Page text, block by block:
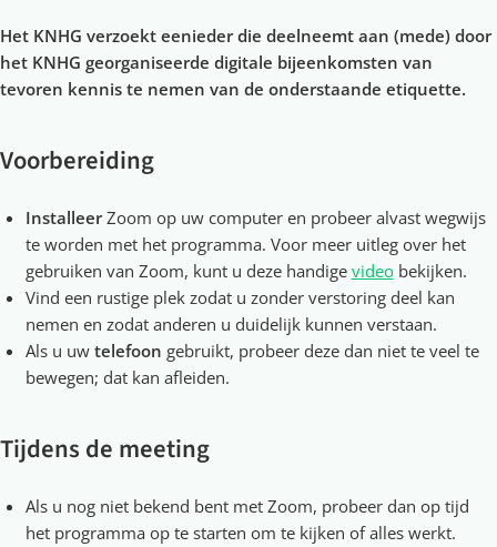
Het KNHG verzoekt eenieder die deelneemt aan (mede) door
het KNHG georganiseerde digitale bijeenkomsten van
tevoren kennis te nemen van de onderstaande etiquette.
Voorbereiding
InstalleerZoom op uw computer en probeer alvast wegwijs
te worden met het programma. Voor meer uitleg over het
gebruiken van Zoom, kunt u deze handige videobekijken.
Vind een rustige plek zodat u zonder verstoring deel kan
nemen en zodat anderen u duidelijk kunnen verstaan.
Als u uw telefoon gebruikt, probeer deze dan niet te veel te
bewegen; dat kan afleiden.
Tijdens de meeting
Als u nog niet bekend bent met Zoom, probeer dan op tijd
het programma op te starten om te kijken of alles werkt.